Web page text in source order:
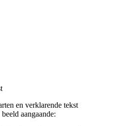
en verklarende tekst
aangaande: